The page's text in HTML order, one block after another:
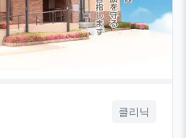
클리닉